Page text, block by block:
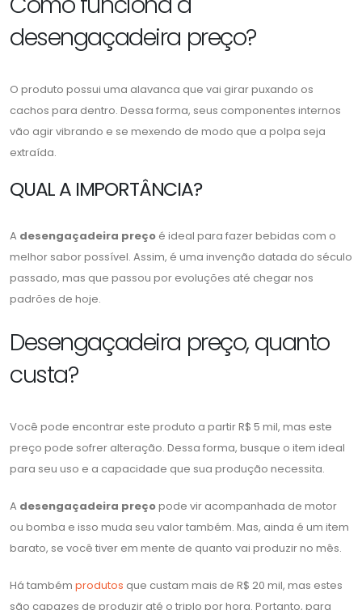
desengaçadeira preço?
O produto possui uma alavanca que vai girar puxando os
cachos para dentro. Dessa forma, seus componentes internos
vão agir vibrando e se mexendo de modo que a polpa seja
extraída.
QUAL A IMPORTÂNCIA?
A desengaçadeira preço é ideal para fazer bebidas com o
melhor sabor possível. Assim, é uma invenção datada do século
passado, mas que passou por evoluções até chegar nos
padrões de hoje.
Desengaçadeira preço, quanto
custa?
Você pode encontrar este produto a partir R$ 5 mil, mas este
preço pode sofrer alteração. Dessa forma, busque o item ideal
para seu uso e a capacidade que sua produção necessita.
A desengaçadeira preçopode vir acompanhada de motor
ou bomba e isso muda seu valor também. Mas, ainda é um item
barato, se você tiver em mente de quanto vai produzir no mês.
Há também produtos que custam mais de R$ 20 mil, mas estes
são capazes de produzir até o triplo por hora. Portanto, para